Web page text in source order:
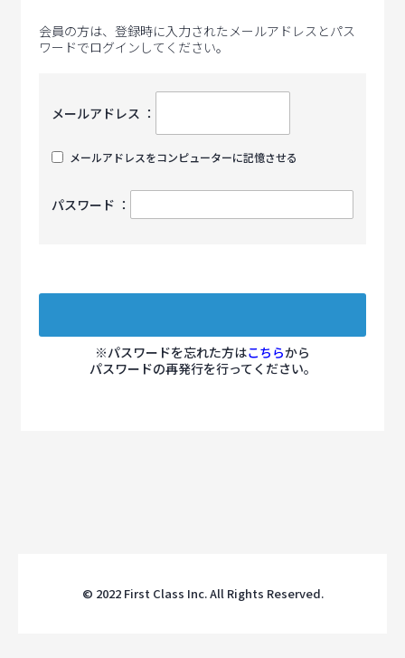
会員の方は、登録時に入力されたメールアドレスとパス
ワードでログインしてください。
メールアドレス ：
メールアドレスをコンピューターに記憶させる
パスワード ：
※パスワードを忘れた方はこちらから
パスワードの再発行を行ってください。
© 2022 First Class Inc. All Rights Reserved.